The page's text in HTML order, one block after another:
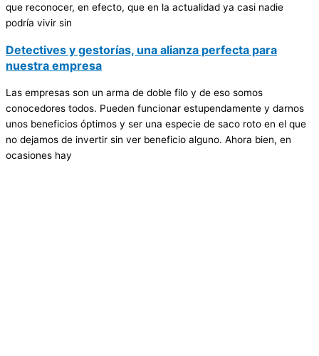
que reconocer, en efecto, que en la actualidad ya casi nadie
podría vivir sin
Detectives y gestorías, una alianza perfecta para
nuestra empresa
Las empresas son un arma de doble filo y de eso somos
conocedores todos. Pueden funcionar estupendamente y darnos
unos beneficios óptimos y ser una especie de saco roto en el que
no dejamos de invertir sin ver beneficio alguno. Ahora bien, en
ocasiones hay